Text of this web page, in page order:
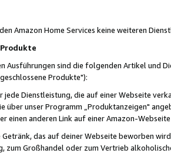
Amazon Home Services keine weiteren
Produkte
Ausführungen sind die folgenden Artikel und
Produkte"):
jede Dienstleistung, die auf einer Webseite
über unser Programm „Produktanzeigen"
einen anderen Link auf einer Amazon-
das auf deiner Webseite beworben
zum Großhandel oder zum Vertrieb